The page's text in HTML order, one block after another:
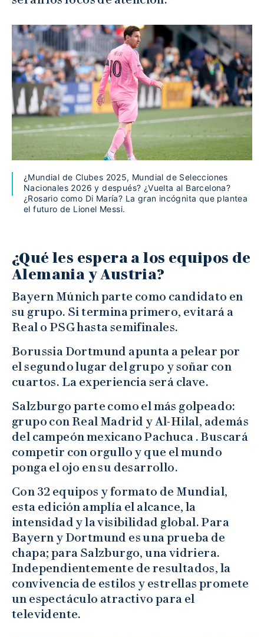
¿Mundial de Clubes 2025, Mundial de Selecciones
Nacionales 2026 y después? ¿Vuelta al Barcelona?
¿Rosario como Di María? La gran incógnita que plantea
el futuro de Lionel Messi.
¿Qué les espera a los equipos de
Alemania y Austria?
Bayern Múnich parte como candidato en
su grupo. Si termina primero, evitará a
Real o PSG hasta semifinales.
Borussia Dortmund apunta a pelear por
el segundo lugar del grupo y soñar con
cuartos. La experiencia será clave.
Salzburgo parte como el más golpeado:
grupo con Real Madrid y Al-Hilal, además
del campeón mexicano Pachuca . Buscará
competir con orgullo y que el mundo
ponga el ojo en su desarrollo.
Con 32 equipos y formato de Mundial,
esta edición amplía el alcance, la
intensidad y la visibilidad global. Para
Bayern y Dortmund es una prueba de
chapa; para Salzburgo, una vidriera.
Independientemente de resultados, la
convivencia de estilos y estrellas promete
un espectáculo atractivo para el
televidente.